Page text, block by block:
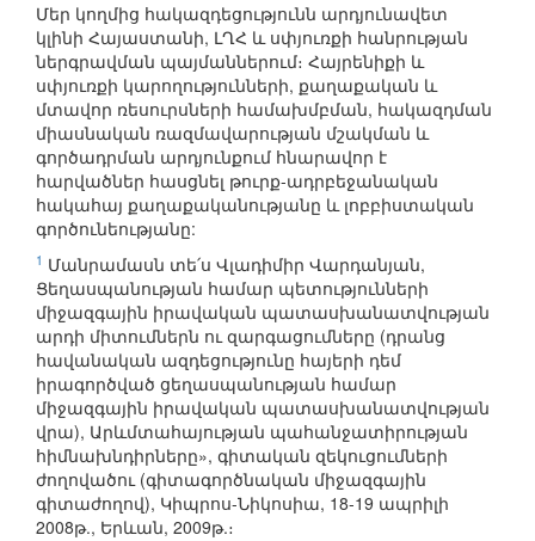
Մեր կողմից հակազդեցությունն արդյունավետ
կլինի Հայաստանի, ԼՂՀ և սփյուռքի հանրության
ներգրավման պայմաններում։ Հայրենիքի և
սփյուռքի կարողությունների, քաղաքական և
մտավոր ռեսուրսների համախմբման, հակազդման
միասնական ռազմավարության մշակման և
գործադրման արդյունքում հնարավոր է
հարվածներ հասցնել թուրք-ադրբեջանական
հակահայ քաղաքականությանը և լոբբիստական
գործունեությանը:
1 Մանրամասն տե՛ս Վլադիմիր Վարդանյան,
Ցեղասպանության համար պետությունների
միջազգային իրավական պատասխանատվության
արդի միտումներն ու զարգացումները (դրանց
հավանական ազդեցությունը հայերի դեմ
իրագործված ցեղասպանության համար
միջազգային իրավական պատասխանատվության
վրա), Արևմտահայության պահանջատիրության
հիմնախնդիրները», գիտական զեկուցումների
ժողովածու (գիտագործնական միջազգային
գիտաժողով), Կիպրոս-Նիկոսիա, 18-19 ապրիլի
2008թ., Երևան, 2009թ.։